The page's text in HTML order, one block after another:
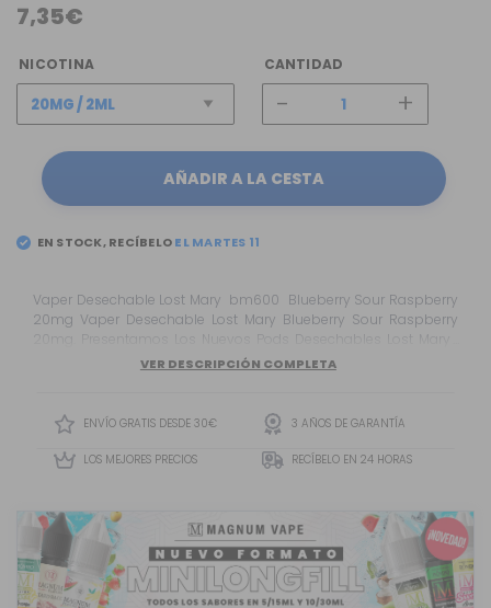
7,35€
NICOTINA CANTIDAD
- +
AÑADIR A LA CESTA
EN STOCK, RECÍBELO
Vaper Desechable Lost Mary bm600 Blueberry Sour Raspberry
20mg Vaper Desechable Lost Mary Blueberry Sour Raspberry
VER DESCRIPCIÓN COMPLETA
ENVÍO GRATIS DESDE 30€ 3 AÑOS DE GARANTÍA
LOS MEJORES PRECIOS RECÍBELO EN 24 HORAS